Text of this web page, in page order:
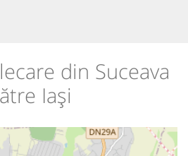
din Suceava
Iași